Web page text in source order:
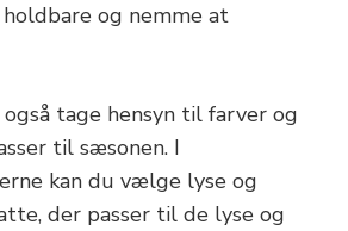
og nemme at
tage hensyn til farver og
til sæsonen. I
kan du vælge lyse og
der passer til de lyse og